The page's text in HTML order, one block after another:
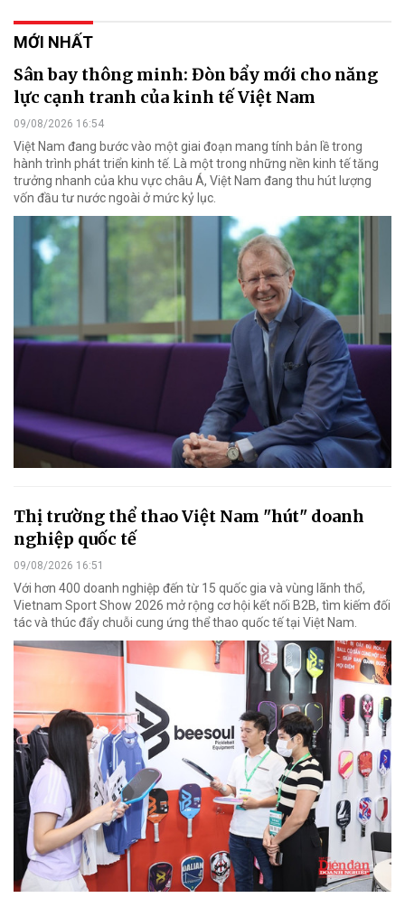
MỚI NHẤT
Sân bay thông minh: Đòn bẩy mới cho năng
lực cạnh tranh của kinh tế Việt Nam
09/08/2026 16:54
Việt Nam đang bước vào một giai đoạn mang tính bản lề trong
hành trình phát triển kinh tế. Là một trong những nền kinh tế tăng
trưởng nhanh của khu vực châu Á, Việt Nam đang thu hút lượng
vốn đầu tư nước ngoài ở mức kỷ lục.
Thị trường thể thao Việt Nam "hút" doanh
nghiệp quốc tế
09/08/2026 16:51
Với hơn 400 doanh nghiệp đến từ 15 quốc gia và vùng lãnh thổ,
Vietnam Sport Show 2026 mở rộng cơ hội kết nối B2B, tìm kiếm đối
tác và thúc đẩy chuỗi cung ứng thể thao quốc tế tại Việt Nam.